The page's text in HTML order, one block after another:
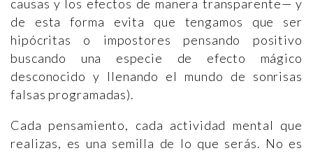
causas y los efectos de manera transparente— y
de esta forma evita que tengamos que ser
hipócritas o impostores pensando positivo
buscando una especie de efecto mágico
desconocido y llenando el mundo de sonrisas
falsas programadas).
Cada pensamiento, cada actividad mental que
realizas, es una semilla de lo que serás. No es